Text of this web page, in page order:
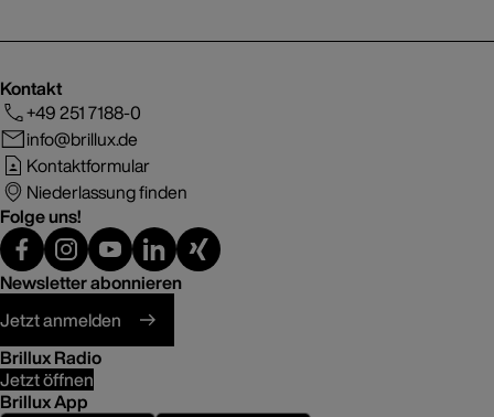
Kontakt
+49 251 7188-0
info@brillux.de
Kontaktformular
Niederlassung finden
Folge uns!
Newsletter abonnieren
Jetzt anmelden
Brillux Radio
Jetzt öffnen
Brillux App